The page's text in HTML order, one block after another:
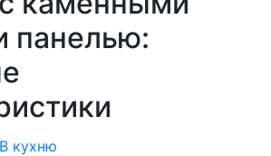
панелью:
В кухню